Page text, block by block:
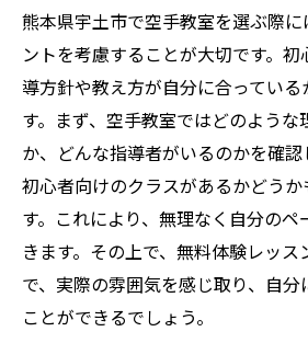
初心者に優しい指導スタ
空手教室の地域コミュニ
初めての空手教室選びの
宇土市での空手教室の特
空手教室でのネットワー
空手教室で心身を鍛える！宇
者のための道
空手を始めるためのステ
ガイド
熊本県宇土市で空手教室を選ぶ際
ントを考慮することが大切です。
導方針や教え方が自分に合ってい
す。まず、空手教室ではどのよう
か、どんな指導者がいるのかを確認
初心者向けのクラスがあるかどう
す。これにより、無理なく自分の
きます。その上で、無料体験レッス
で、実際の雰囲気を感じ取り、自
ことができるでしょう。